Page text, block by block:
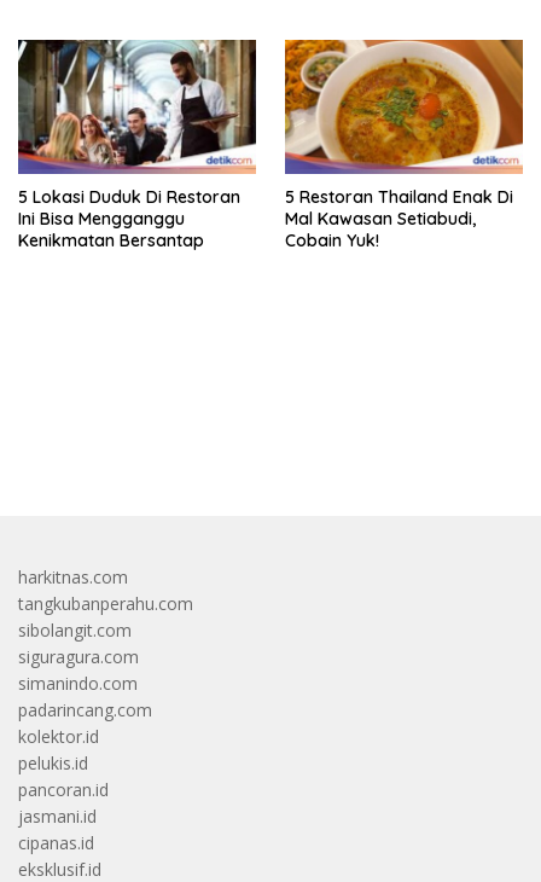
5 Lokasi Duduk Di Restoran
Ini Bisa Mengganggu
Kenikmatan Bersantap
5 Restoran Thailand Enak Di
Mal Kawasan Setiabudi,
Cobain Yuk!
harkitnas.com
tangkubanperahu.com
sibolangit.com
siguragura.com
simanindo.com
padarincang.com
kolektor.id
pelukis.id
pancoran.id
jasmani.id
cipanas.id
eksklusif.id